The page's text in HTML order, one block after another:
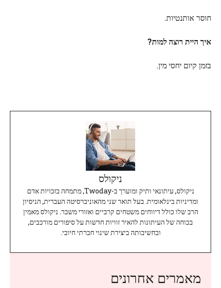
חוסר אותנטיות.
איך היית רוצה למות?
בזמן קיום יחסי מין.
ניקולס
ניקולס, עיתונאי ותיק ומוערך ב-Twoday, מתמחה בזכויות אדם
ומדיניות בינלאומית. בעל תואר שני מהאוניברסיטה העברית, הניסיון
הרב שלו כולל דיווחים משטחים קרביים ואזורי משבר. ניקולס מאמין
בכוחה של העיתונות להאיר זוויות חדשות על סיפורים מורכבים,
ובחשיבותה ביצירת שינוי חברתי חיובי.
מאמרים אחרונים